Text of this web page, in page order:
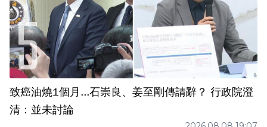
致癌油燒1個月...石崇良、姜至剛傳請辭？ 行政院澄
清：並未討論